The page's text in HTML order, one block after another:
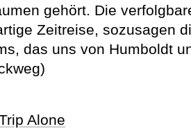
gehört. Die
Zeitreise, sozusagen
das uns von Humboldt
Alone